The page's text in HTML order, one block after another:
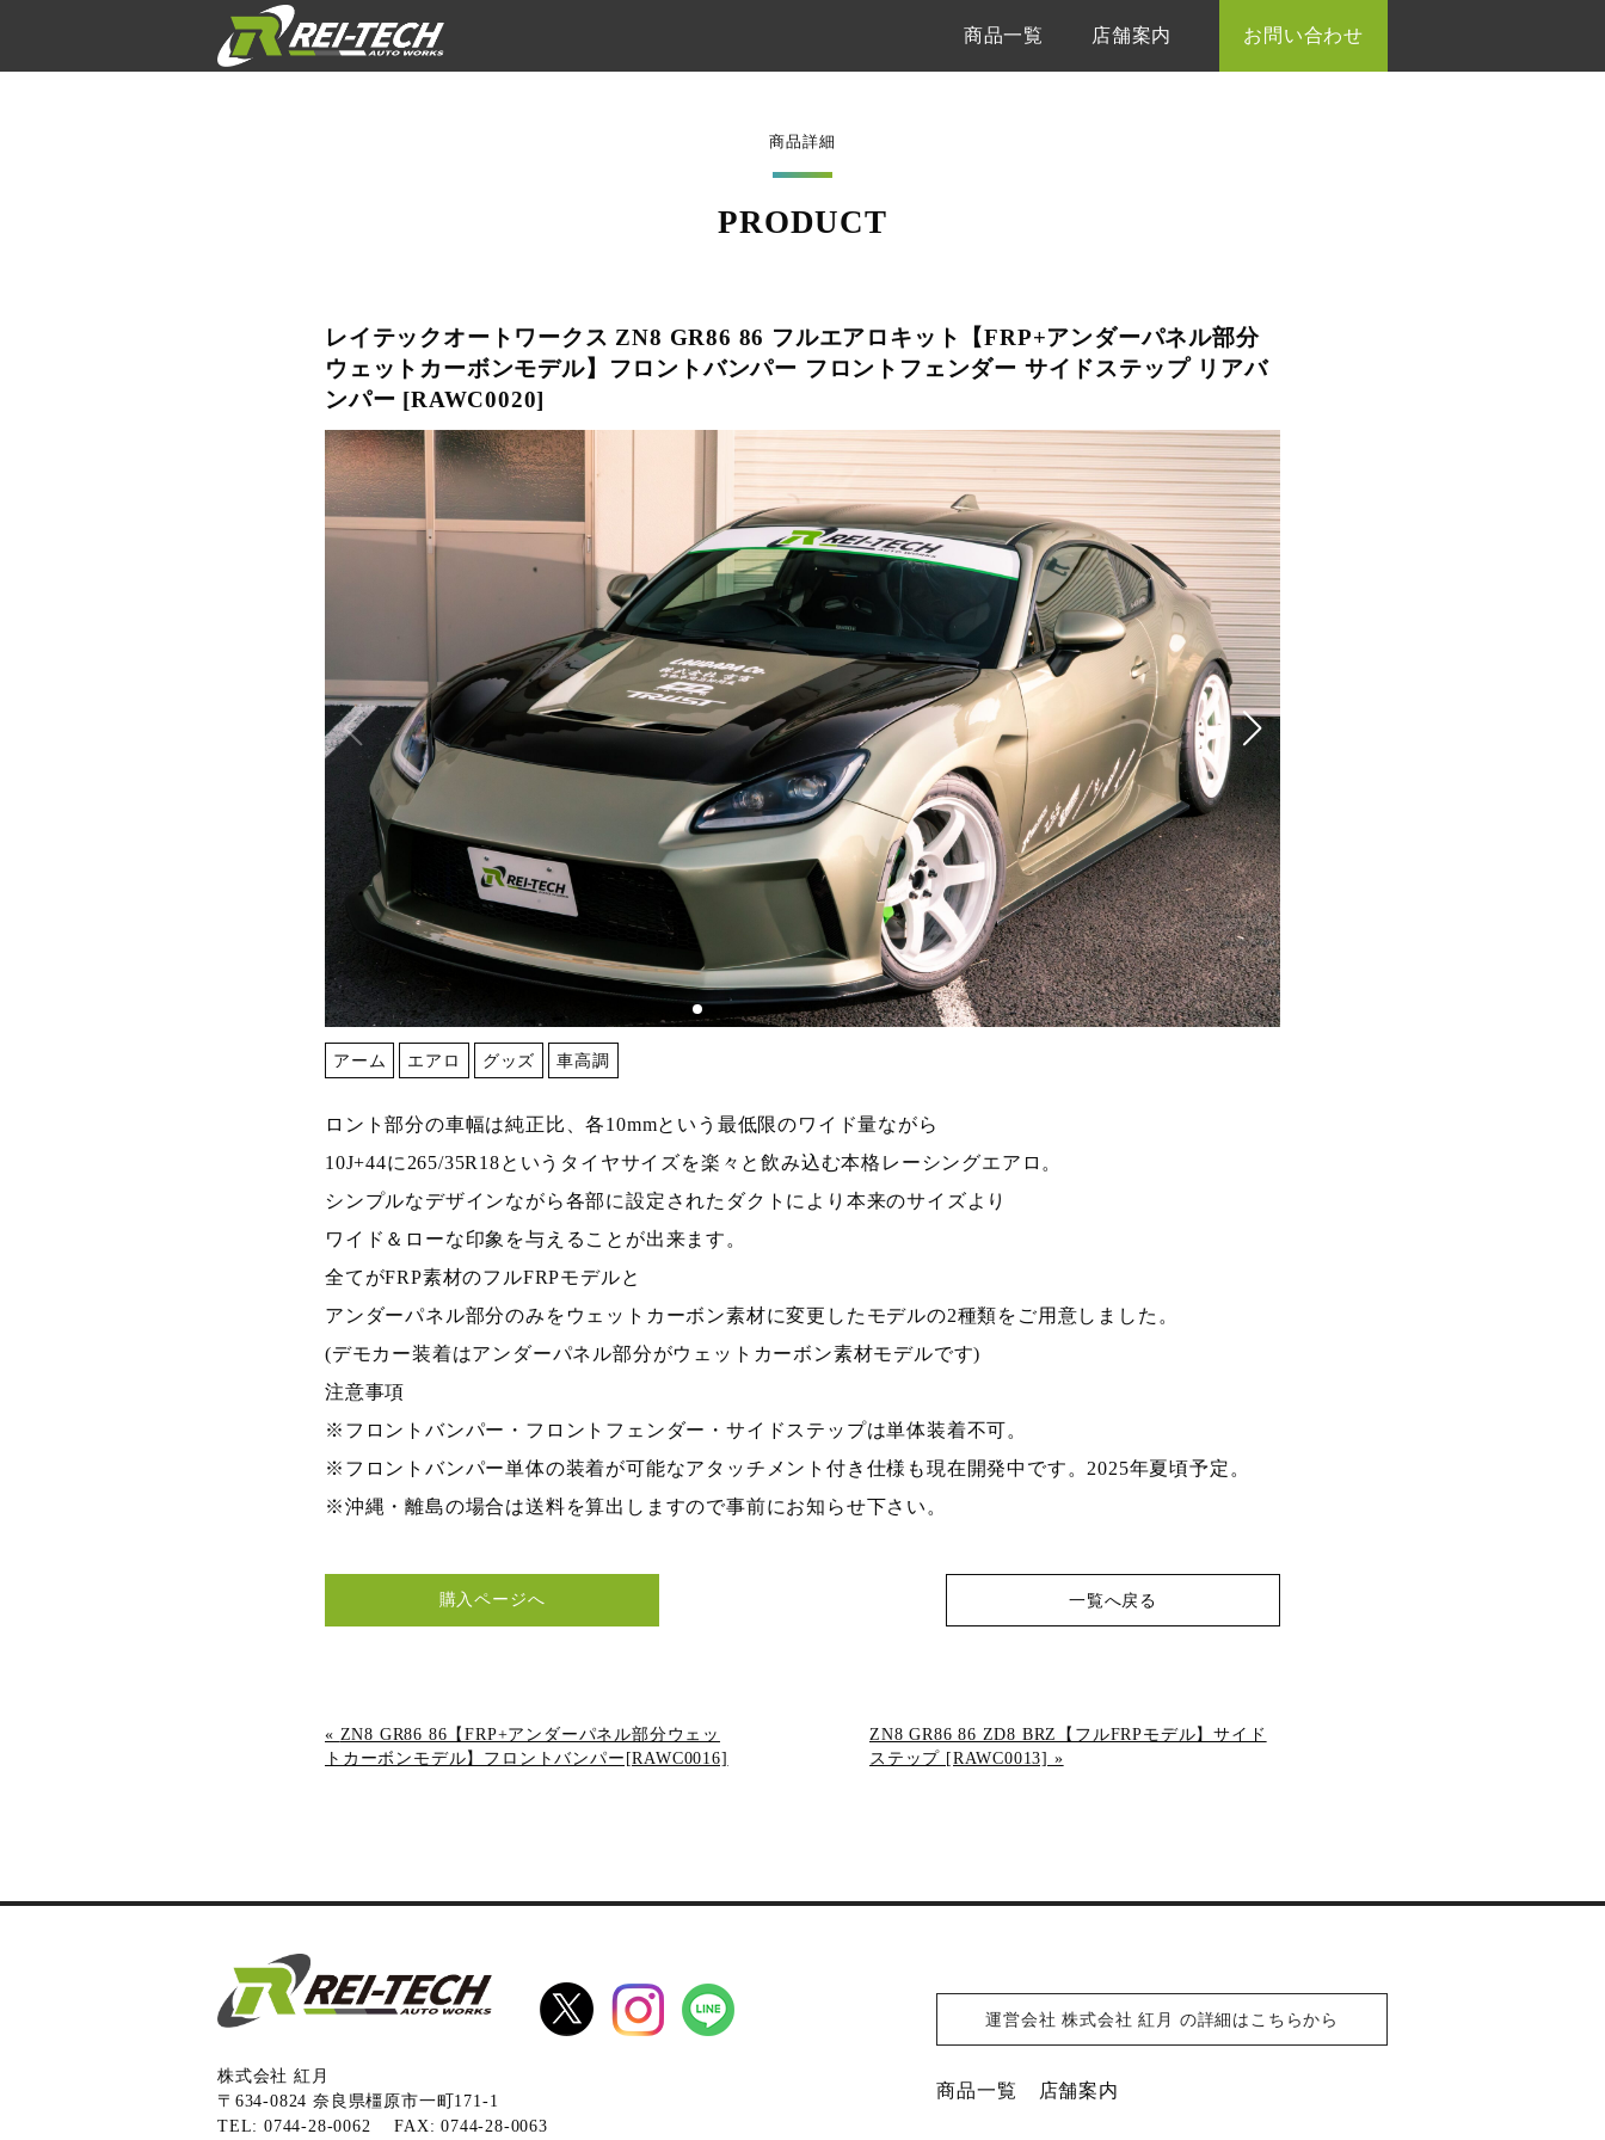
商品一覧 店舗案内 お問い合わせ
商品詳細
PRODUCT
レイテックオートワークス ZN8 GR86 86 フルエアロキット【FRP+アンダーパネル部分
ウェットカーボンモデル】フロントバンパー フロントフェンダー サイドステップ リアバ
ンパー [RAWC0020]
アーム エアロ グッズ 車高調
ロント部分の車幅は純正比、各10mmという最低限のワイド量ながら
10J+44に265/35R18というタイヤサイズを楽々と飲み込む本格レーシングエアロ。
シンプルなデザインながら各部に設定されたダクトにより本来のサイズより
ワイド＆ローな印象を与えることが出来ます。
全てがFRP素材のフルFRPモデルと
アンダーパネル部分のみをウェットカーボン素材に変更したモデルの2種類をご用意しました。
(デモカー装着はアンダーパネル部分がウェットカーボン素材モデルです)
注意事項
※フロントバンパー・フロントフェンダー・サイドステップは単体装着不可。
※フロントバンパー単体の装着が可能なアタッチメント付き仕様も現在開発中です。2025年夏頃予定。
※沖縄・離島の場合は送料を算出しますので事前にお知らせ下さい。
購入ページへ 一覧へ戻る
« ZN8 GR86 86【FRP+アンダーパネル部分ウェッ
トカーボンモデル】フロントバンパー[RAWC0016]
ZN8 GR86 86 ZD8 BRZ【フルFRPモデル】サイド
ステップ [RAWC0013] »
株式会社 紅月
〒634-0824 奈良県橿原市一町171-1
TEL: 0744-28-0062 FAX: 0744-28-0063
運営会社 株式会社 紅月 の詳細はこちらから
商品一覧 店舗案内